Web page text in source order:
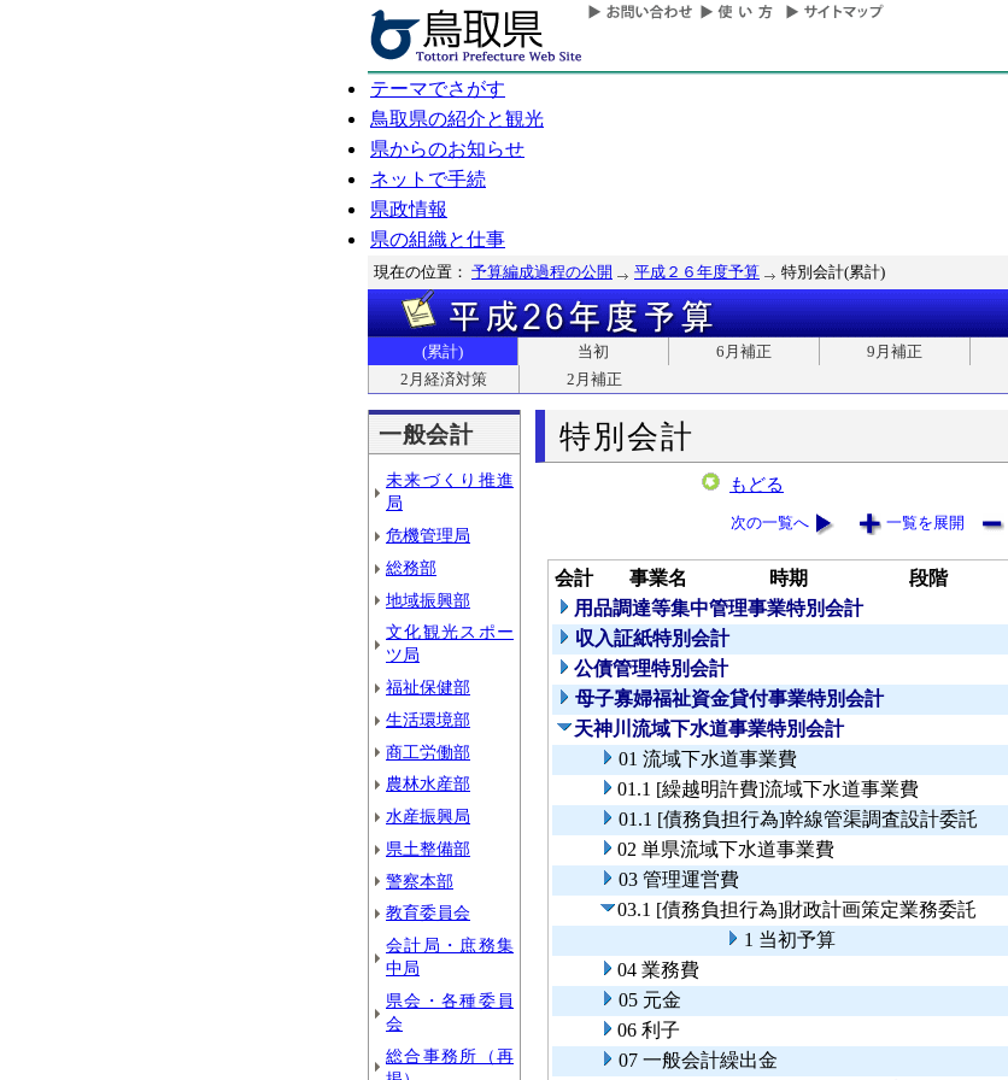
テーマでさがす
鳥取県の紹介と観光
県からのお知らせ
ネットで手続
県政情報
県の組織と仕事
現在の位置： 予算編成過程の公開 平成２６年度予算 特別会計(累計)
(累計) 当初 6月補正 9月補正
2月経済対策
2月補正
一般会計
未来づくり推進
局
危機管理局
総務部
地域振興部
文化観光スポー
ツ局
福祉保健部
生活環境部
商工労働部
農林水産部
水産振興局
県土整備部
警察本部
教育委員会
会計局・庶務集
中局
県会・各種委員
会
総合事務所（再
特別会計
もどる
次の一覧へ 一覧を展開
会計 事業名 時期 段階
用品調達等集中管理事業特別会計
収入証紙特別会計
公債管理特別会計
母子寡婦福祉資金貸付事業特別会計
天神川流域下水道事業特別会計
01 流域下水道事業費
01.1 [繰越明許費]流域下水道事業費
01.1 [債務負担行為]幹線管渠調査設計委託
02 単県流域下水道事業費
03 管理運営費
03.1 [債務負担行為]財政計画策定業務委託
1 当初予算
04 業務費
05 元金
06 利子
07 一般会計繰出金